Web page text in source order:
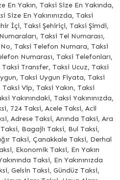
En Yakın, Taksi Size En Yakında,
Size En Yakınınızda, Taksi
İçi, Taksi Şehiriçi, Taksi Şimdi,
Taksi Tel Numarası,
Taksi Telefon Numara, Taksi
Numarası, Taksi Telefonları,
Transfer, Taksi Ucuz, Taksi
Taksi Uygun Fiyata, Taksi
Vip, Taksi Yakın, Taksi
Yakınındaki, Taksi Yakınınızda,
724 Taksi, Acele Taksi, Acil
Adrese Taksi, Anında Taksi, Ara
Bagajlı Taksi, Bul Taksi,
Taksi, Çanakkale Taksi, Derhal
Ekonomik Taksi, En Yakın
Taksi, En Yakınınızda
Gelsin Taksi, Gündüz Taksi,